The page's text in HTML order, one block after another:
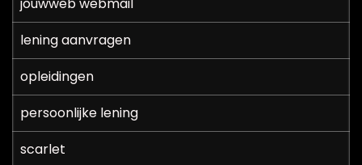
lening aanvragen
opleidingen
persoonlijke lening
scarlet